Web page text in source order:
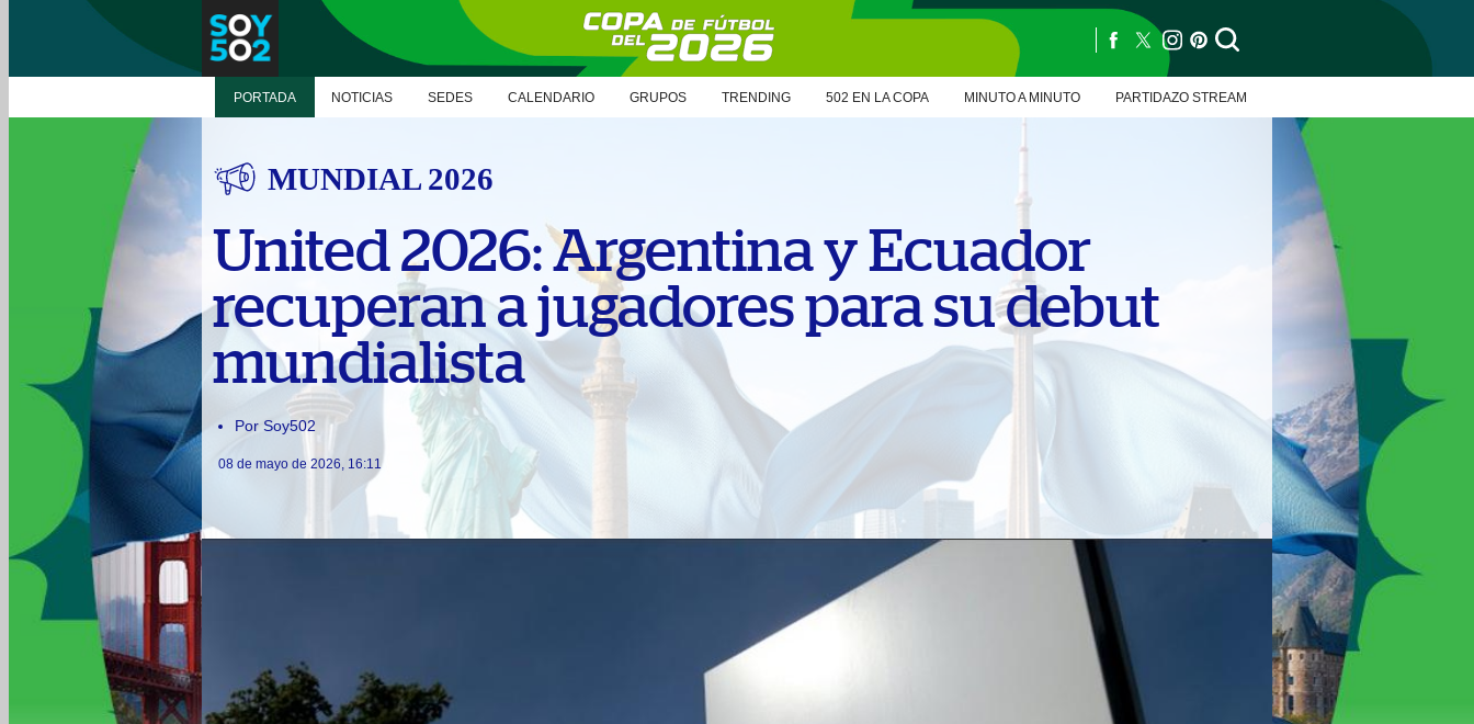
PORTADA NOTICIAS SEDES CALENDARIO GRUPOS TRENDING 502 EN LA COPA MINUTO A MINUTO PARTIDAZO STREAM
MUNDIAL 2026
United 2026: Argentina y Ecuador
recuperan a jugadores para su debut
mundialista
Por Soy502
08 de mayo de 2026, 16:11